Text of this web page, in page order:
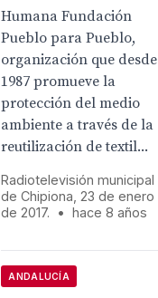
Humana Fundación
Pueblo para Pueblo,
organización que desde
1987 promueve la
protección del medio
ambiente a través de la
reutilización de textil...
Radiotelevisión municipal
de Chipiona, 23 de enero
de 2017.
• hace 8 años
ANDALUCÍA